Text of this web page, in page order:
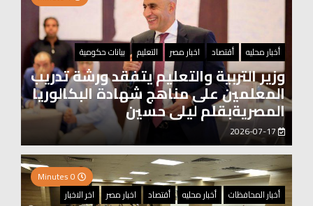
أخبار محليه أقتصاد اخبار مصر التعليم بيانات حكومية
وزير التربية والتعليم يتفقد ورشة تدريب
المعلمين على مناهج شهادة البكالوريا
المصريةبقلم ليلى حسين
أخبار المحافظات
أخبار محليه أقتصاد اخبار مصر
اخر الاخبار